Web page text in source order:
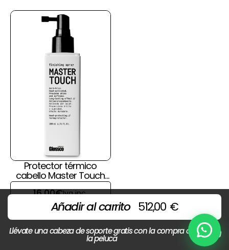
Protector térmico
cabello Master Touch
de Glossco
16,00€Iva inc.
Añadir al carrito 512,00 €
Llévate una cabeza de soporte gratis con la compra de
la peluca Chat